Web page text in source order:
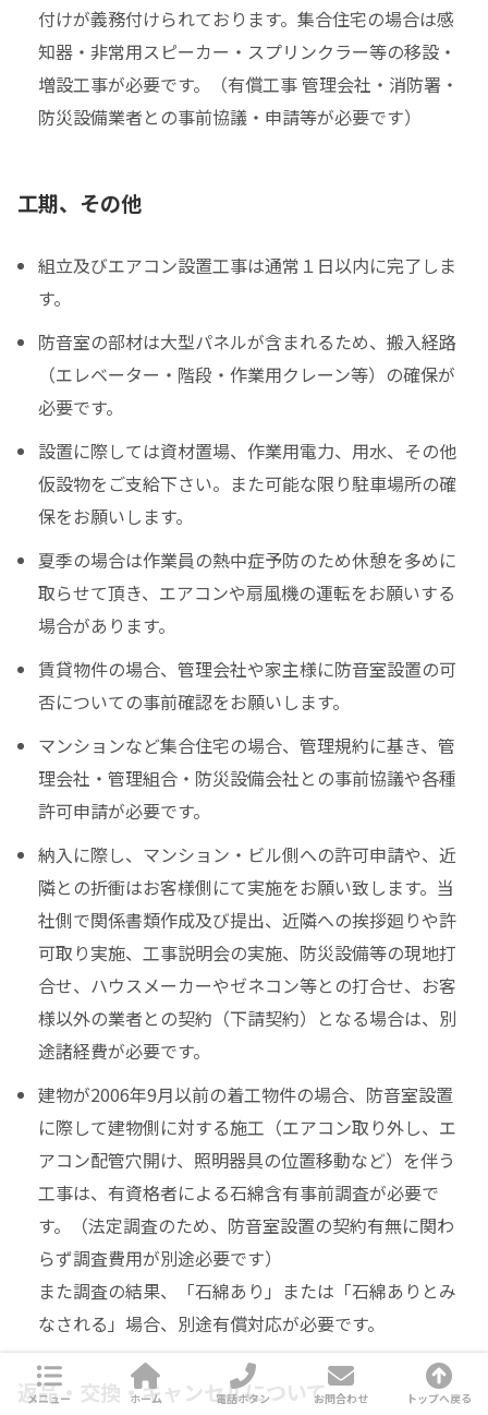
付けが義務付けられております。集合住宅の場合は感
知器・非常用スピーカー・スプリンクラー等の移設・
増設工事が必要です。（有償工事 管理会社・消防署・
防災設備業者との事前協議・申請等が必要です）
工期、その他
組立及びエアコン設置工事は通常１日以内に完了しま
す。
防音室の部材は大型パネルが含まれるため、搬入経路
（エレベーター・階段・作業用クレーン等）の確保が
必要です。
設置に際しては資材置場、作業用電力、用水、その他
仮設物をご支給下さい。また可能な限り駐車場所の確
保をお願いします。
夏季の場合は作業員の熱中症予防のため休憩を多めに
取らせて頂き、エアコンや扇風機の運転をお願いする
場合があります。
賃貸物件の場合、管理会社や家主様に防音室設置の可
否についての事前確認をお願いします。
マンションなど集合住宅の場合、管理規約に基き、管
理会社・管理組合・防災設備会社との事前協議や各種
許可申請が必要です。
納入に際し、マンション・ビル側への許可申請や、近
隣との折衝はお客様側にて実施をお願い致します。当
社側で関係書類作成及び提出、近隣への挨拶廻りや許
可取り実施、工事説明会の実施、防災設備等の現地打
合せ、ハウスメーカーやゼネコン等との打合せ、お客
様以外の業者との契約（下請契約）となる場合は、別
途諸経費が必要です。
建物が2006年9月以前の着工物件の場合、防音室設置
に際して建物側に対する施工（エアコン取り外し、エ
アコン配管穴開け、照明器具の位置移動など）を伴う
工事は、有資格者による石綿含有事前調査が必要で
す。（法定調査のため、防音室設置の契約有無に関わ
らず調査費用が別途必要です）
また調査の結果、「石綿あり」または「石綿ありとみ
なされる」場合、別途有償対応が必要です。
返品・交換・キャンセルについて
メニュー ホーム 電話ボタン お問合わせ トップへ戻る